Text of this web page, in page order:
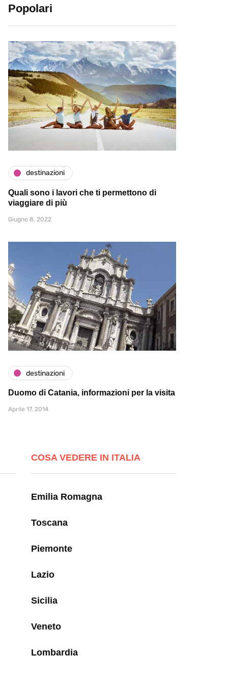
Popolari
destinazioni
Quali sono i lavori che ti permettono di
viaggiare di più
Giugno 8, 2022
destinazioni
Duomo di Catania, informazioni per la visita
Aprile 17, 2014
COSA VEDERE IN ITALIA
Emilia Romagna
Toscana
Piemonte
Lazio
Sicilia
Veneto
Lombardia